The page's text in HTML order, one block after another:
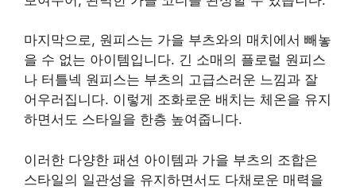
마지막으로, 원피스는 가을 부츠와의 매치에서 빼놓
을 수 없는 아이템입니다. 긴 소매의 플로럴 원피스
나 터틀넥 원피스는 부츠의 고급스러운 느낌과 잘
어우러집니다. 이렇게 조화로운 배치는 체온을 유지
하면서도 스타일을 한층 높여줍니다.
이러한 다양한 패션 아이템과 가을 부츠의 조합은
스타일의 일관성을 유지하면서도 다채로운 매력을